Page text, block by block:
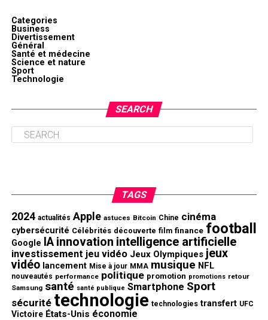
Categories
Business
Divertissement
Général
Santé et médecine
Science et nature
Sport
Technologie
SEARCH
TAGS
2024 actualités Apple astuces Bitcoin Chine cinéma
cybersécurité Célébrités découverte film finance football
Google IA innovation intelligence artificielle
investissement jeu vidéo Jeux Olympiques jeux
vidéo lancement Mise à jour MMA musique NFL
nouveautés performance politique promotion promotions retour
Samsung santé santé publique Smartphone Sport
sécurité technologie technologies transfert UFC
Victoire États-Unis économie